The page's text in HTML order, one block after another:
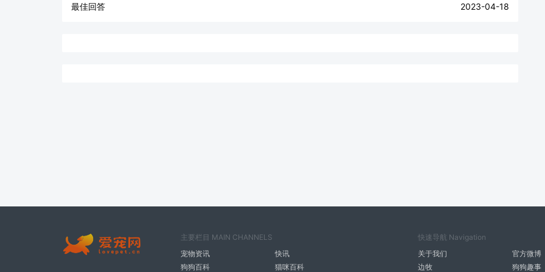
最佳回答 2023-04-18
主要栏目 MAIN CHANNELS
宠物资讯
快讯
狗狗百科
猫咪百科
快速导航 Navigation
关于我们
官方微博
边牧
狗狗趣事